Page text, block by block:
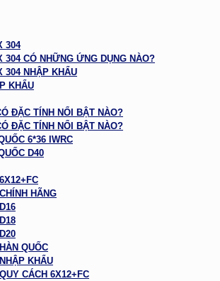
304
304 CÓ NHỮNG ỨNG DỤNG NÀO?
304 NHẬP KHẨU
KHẨU
ĐẶC TÍNH NỔI BẬT NÀO?
ĐẶC TÍNH NỔI BẬT NÀO?
6*36 IWRC
D40
HÃNG
QUỐC
KHẨU
CÁCH 6X12+FC